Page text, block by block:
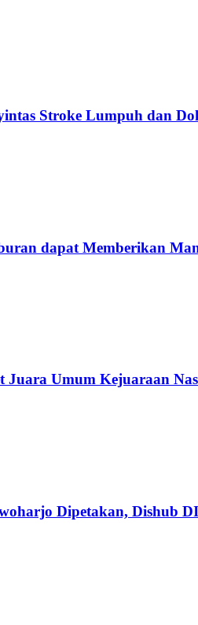
Stroke Lumpuh dan
dapat Memberikan
Juara Umum Kejuaraan
Dipetakan, Dishub